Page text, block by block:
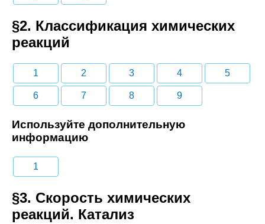
§2. Классификация химических
реакций
1 2 3 4 5
6 7 8 9
Используйте дополнительную
информацию
1
§3. Скорость химических
реакций. Катализ